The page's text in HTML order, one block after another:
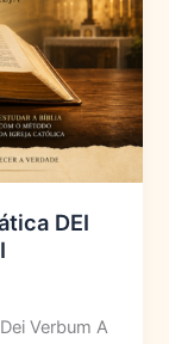
DEI
Verbum A